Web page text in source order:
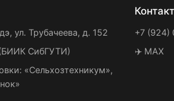
ул. Трубачеева, д. 152
СибГУТИ)
«Сельхозтехникум»,
+7 (924)
✈️ MAX